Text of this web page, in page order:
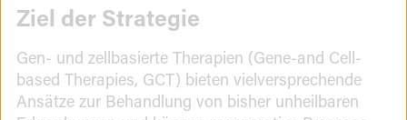
Nationale
Strategie
Ziel der Strategie
Gen- und zellbasierte Therapien (Gene-and Cell-
based Therapies, GCT) bieten vielversprechende
Ansätze zur Behandlung von bisher unheilbaren